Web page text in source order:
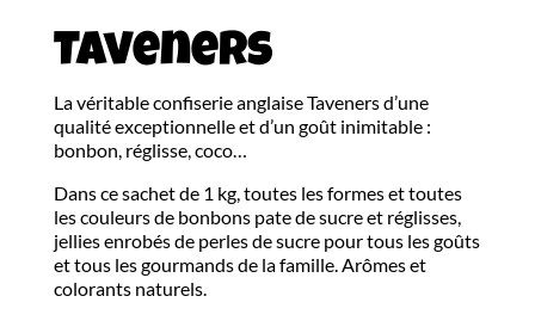
Taveners
La véritable confiserie anglaise Taveners d’une
qualité exceptionnelle et d’un goût inimitable :
bonbon, réglisse, coco…
Dans ce sachet de 1 kg, toutes les formes et toutes
les couleurs de bonbons pate de sucre et réglisses,
jellies enrobés de perles de sucre pour tous les goûts
et tous les gourmands de la famille. Arômes et
colorants naturels.